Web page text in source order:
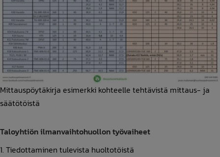
Mittauspöytäkirja esimerkki kohteelle tehtävistä mittaus- ja
säätötöistä
Taloyhtiön ilmanvaihtohuollon työvaiheet
Tiedottaminen tulevista huoltotöistä